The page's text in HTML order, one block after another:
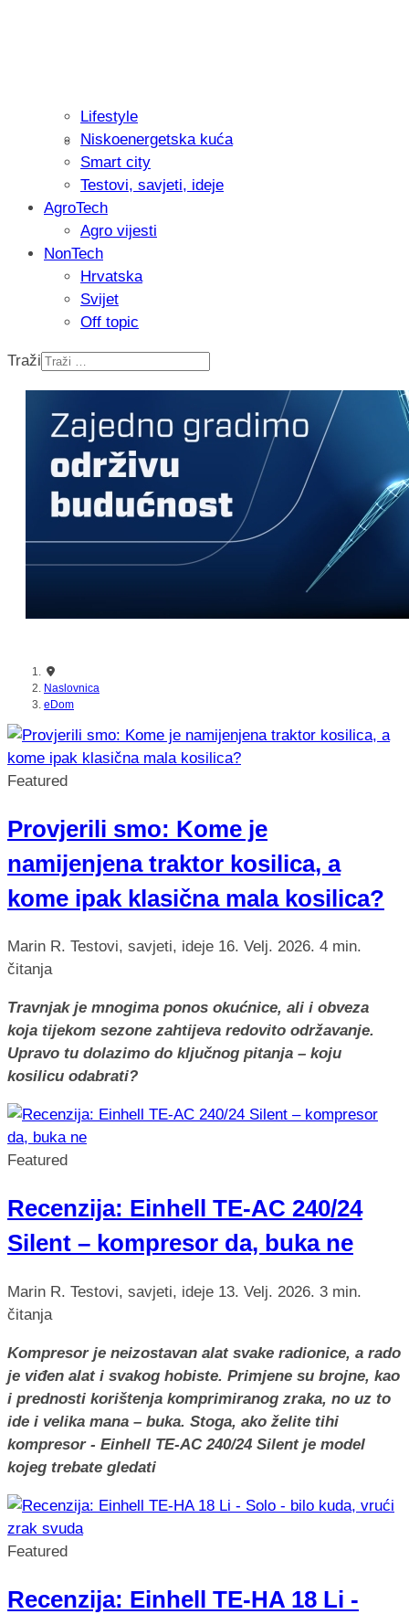
Recenzija: Philips All-in-One Trimmer
muškarcu
Isprobali smo: Thermostar
Lifestyle
Niskoenergetska kuća
Smart city
Testovi, savjeti, ideje
AgroTech
Agro vijesti
NonTech
Hrvatska
Svijet
Off topic
Traži
Naslovnica
eDom
Featured
Provjerili smo: Kome je
namijenjena traktor kosilica, a
kome ipak klasična mala kosilica?
Marin R. Testovi, savjeti, ideje 16. Velj. 2026. 4 min.
čitanja
Travnjak je mnogima ponos okućnice, ali i obveza
koja tijekom sezone zahtijeva redovito održavanje.
Upravo tu dolazimo do ključnog pitanja – koju
kosilicu odabrati?
Featured
Recenzija: Einhell TE-AC 240/24
Silent – kompresor da, buka ne
Marin R. Testovi, savjeti, ideje 13. Velj. 2026. 3 min.
čitanja
Kompresor je neizostavan alat svake radionice, a rado
je viđen alat i svakog hobiste. Primjene su brojne, kao
i prednosti korištenja komprimiranog zraka, no uz to
ide i velika mana – buka. Stoga, ako želite tihi
kompresor - Einhell TE-AC 240/24 Silent je model
kojeg trebate gledati
Featured
Recenzija: Einhell TE-HA 18 Li -